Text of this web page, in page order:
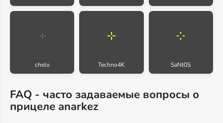
chelo Techno4K SaNt0S
FAQ - часто задаваемые вопросы о
прицеле anarkez